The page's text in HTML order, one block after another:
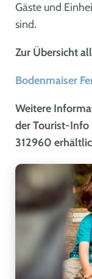
Gäste und
sind.
Zur Übersicht
Bodenmaiser
Weitere
der Tourist-Info
312960